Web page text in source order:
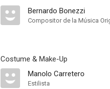
Bernardo Bonezzi
Compositor de la Música
Costume & Make-Up
Manolo Carretero
Estilista